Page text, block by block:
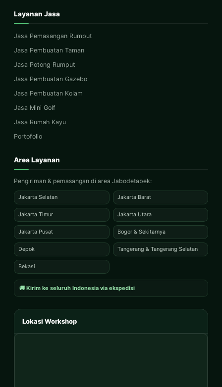
Layanan Jasa
Jasa Pemasangan Rumput
Jasa Pembuatan Taman
Jasa Potong Rumput
Jasa Pembuatan Gazebo
Jasa Pembuatan Kolam
Jasa Mini Golf
Jasa Rumah Kayu
Portofolio
Area Layanan
Pengiriman & pemasangan di area Jabodetabek:
Jakarta Selatan Jakarta Barat
Jakarta Timur Jakarta Utara
Jakarta Pusat Bogor & Sekitarnya
Depok Tangerang & Tangerang Selatan
Bekasi
🚚 Kirim ke seluruh Indonesia via ekspedisi
Lokasi Workshop